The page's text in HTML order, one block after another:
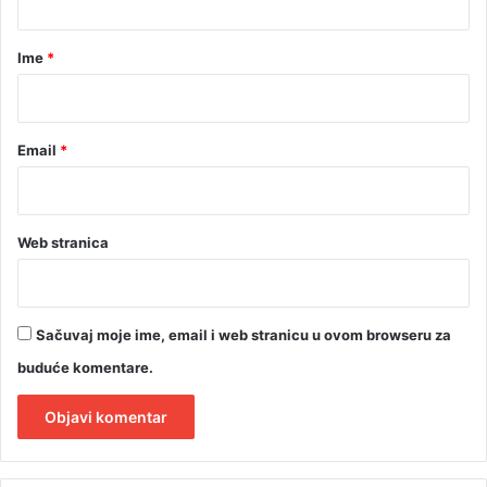
rIme *
Email *
Web stranica
Sačuvaj moje ime, email i web stranicu u ovom browseru za
buduće komentare.